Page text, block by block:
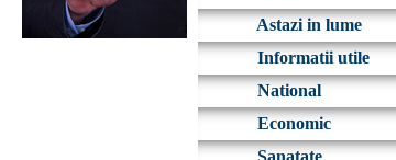
Astazi in lume
Informatii utile
National
Economic
Sanatate